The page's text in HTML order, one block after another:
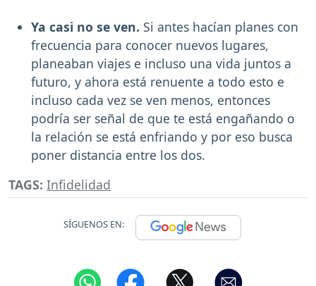
Ya casi no se ven. Si antes hacían planes con
frecuencia para conocer nuevos lugares,
planeaban viajes e incluso una vida juntos a
futuro, y ahora está renuente a todo esto e
incluso cada vez se ven menos, entonces
podría ser señal de que te está engañando o
la relación se está enfriando y por eso busca
poner distancia entre los dos.
TAGS: Infidelidad
SÍGUENOS EN: